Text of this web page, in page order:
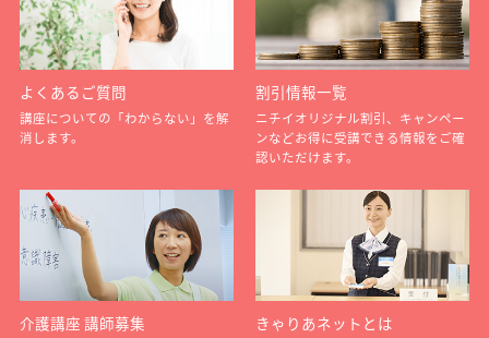
よくあるご質問
講座についての「わからない」を解
消します。
割引情報一覧
ニチイオリジナル割引、キャンペー
ンなどお得に受講できる情報をご確
認いただけます。
介護講座 講師募集 きゃりあネットとは